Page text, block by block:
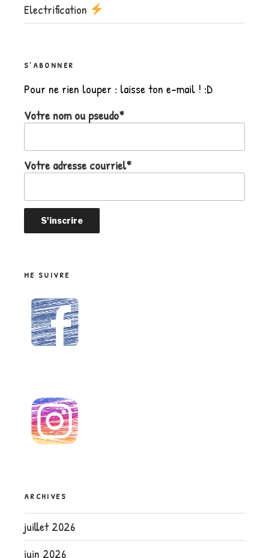
Electrification
S’ABONNER
Pour ne rien louper : laisse ton e-mail ! :D
Votre nom ou pseudo*
Votre adresse courriel*
ME SUIVRE
ARCHIVES
juillet 2026
juin 2026